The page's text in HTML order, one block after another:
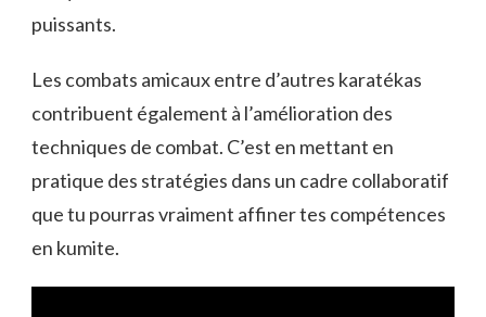
puissants.
Les combats amicaux entre d’autres karatékas
contribuent également à l’amélioration des
techniques de combat. C’est en mettant en
pratique des stratégies dans un cadre collaboratif
que tu pourras vraiment affiner tes compétences
en kumite.